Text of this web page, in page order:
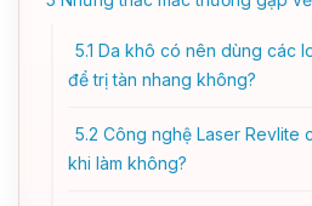
5.1 Da khô có nên dùng các
để trị tàn nhang không?
5.2 Công nghệ Laser Revlite
khi làm không?